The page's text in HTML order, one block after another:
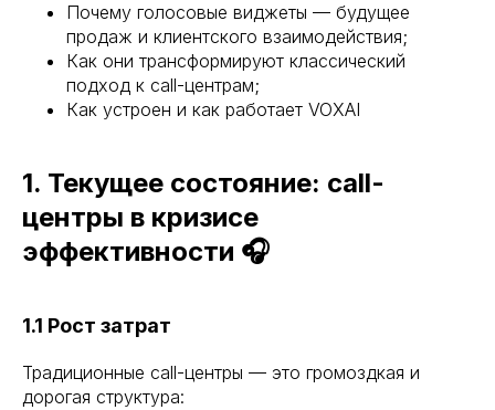
Почему голосовые виджеты — будущее
продаж и клиентского взаимодействия;
Как они трансформируют классический
подход к call-центрам;
Как устроен и как работает VOXAI
1. Текущее состояние: call-
центры в кризисе
эффективности 🎧
1.1 Рост затрат
Традиционные call-центры — это громоздкая и
дорогая структура: